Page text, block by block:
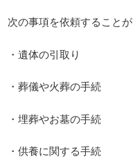
次の事項を依頼することが
・遺体の引取り
・葬儀や火葬の手続
・埋葬やお墓の手続
・供養に関する手続